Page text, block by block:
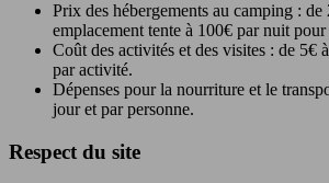
Prix des hébergements au camping :
emplacement tente à 100€ par nuit
Coût des activités et des visites : de 5€
par activité.
Dépenses pour la nourriture et le
jour et par personne.
Respect du site